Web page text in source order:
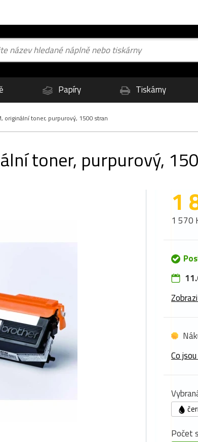
Papíry Tiskárny
originální toner, purpurový, 1500 stran
toner, purpurový,
1
1 570
Co
Počet